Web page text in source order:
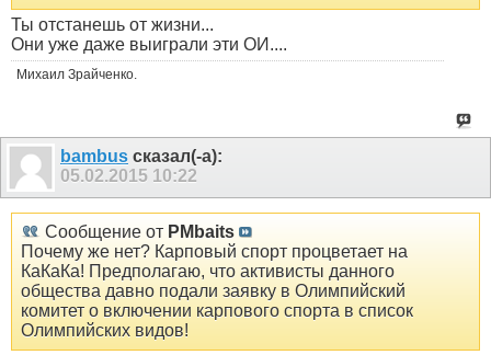
Ты отстанешь от жизни...
Они уже даже выиграли эти ОИ....
Михаил Зрайченко.
bambus сказал(-а):
05.02.2015 10:22
Сообщение от PMbaits
Почему же нет? Карповый спорт процветает на
КаКаКа! Предполагаю, что активисты данного
общества давно подали заявку в Олимпийский
комитет о включении карпового спорта в список
Олимпийских видов!